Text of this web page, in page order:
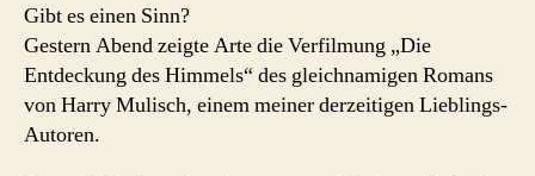
Gibt es einen Sinn?
Gestern Abend zeigte Arte die Verfilmung „Die
Entdeckung des Himmels“ des gleichnamigen Romans
von Harry Mulisch, einem meiner derzeitigen Lieblings-
Autoren.